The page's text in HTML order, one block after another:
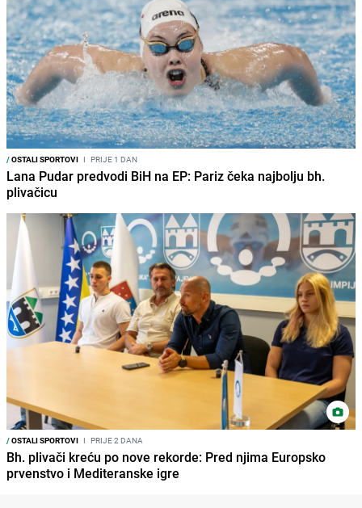
/OSTALI SPORTOVI I PRIJE 1 DAN
Lana Pudar predvodi BiH na EP: Pariz čeka najbolju bh.
plivačicu
/OSTALI SPORTOVI I PRIJE 2 DANA
Bh. plivači kreću po nove rekorde: Pred njima Europsko
prvenstvo i Mediteranske igre